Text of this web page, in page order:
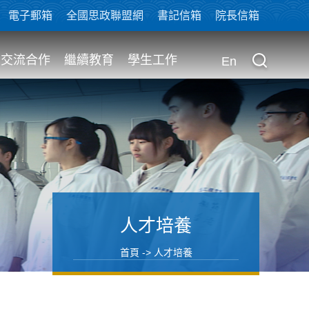
電子郵箱 全國思政聯盟網 書記信箱 院長信箱
交流合作 繼續教育 學生工作 En
人才培養
首頁 -> 人才培養